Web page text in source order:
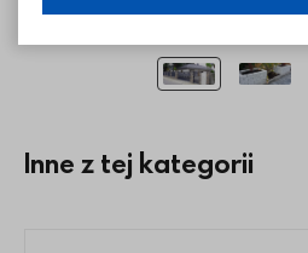
Inne z tej kategorii